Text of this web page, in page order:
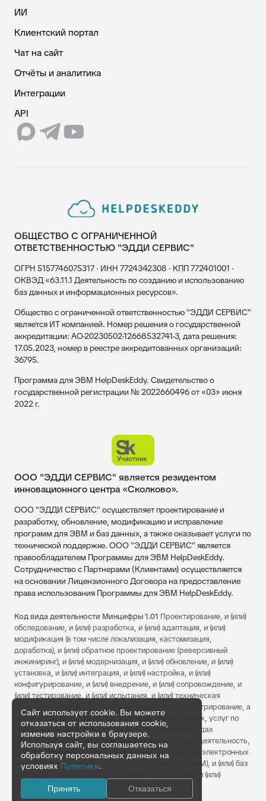
ИИ
Клиентский портал
Чат на сайт
Отчёты и аналитика
Интеграции
API
ОБЩЕСТВО С ОГРАНИЧЕННОЙ
ОТВЕТСТВЕННОСТЬЮ "ЭДДИ СЕРВИС"
ОГРН 5157746075317 · ИНН 7724342308 · КПП 772401001 ·
ОКВЭД «63.11.1 Деятельность по созданию и использованию
баз данных и информационных ресурсов».
Общество с ограниченной ответственностью "ЭДДИ СЕРВИС"
является ИТ компанией. Номер решения о государственной
аккредитации: АО-20230502-12668532741-3, дата решения:
17.05.2023, номер в реестре аккредитованных организаций:
36795.
Программа для ЭВМ HelpDeskEddy. Свидетельство о
государственной регистрации № 2022660496 от «03» июня
2022 г.
ООО "ЭДДИ СЕРВИС" является резидентом
инновационного центра «Сколково».
ООО "ЭДДИ СЕРВИС" осуществляет проектирование и
разработку, обновление, модификацию и исправление
программ для ЭВМ и баз данных, а также оказывает услуги по
технической поддержке. ООО "ЭДДИ СЕРВИС" является
правообладателем Программы для ЭВМ HelpDeskEddy.
Сотрудничество с Партнерами (Клиентами) осуществляется
на основании Лицензионного Договора на предоставление
права использования Программы для ЭВМ HelpDeskEddy.
Код вида деятельности Минцифры 1.01 Проектирование, и (или)
обследование, и (или) разработка, и (или) адаптация, и (или)
модификация (в том числе локализация, кастомизация,
доработка), и (или) обратное проектирование (реверсивный
инжиниринг), и (или) модернизация, и (или) обновление, и (или)
установка, и (или) интеграция, и (или) настройка, и (или)
конфигурирование, и (или) внедрение, и (или) сопровождение, и
(или) тестирование, и (или) испытания, и (или) техническая
поддержка, и (или) эксплуатация, включая администрирование, а
также оказание услуг (в том числе консультационных, услуг по
обучению, экспертных услуг и иных) в указанных видах
деятельности (далее - проектирование и (или) иная деятельность,
а также оказание услуг), в отношении программ для электронных
вычислительных машин (далее - программы для ЭВМ), и (или) баз
данных (в том числе их обновлений и исправлений), и (или)
визуальных пользовательских интерфейсов.
Сайт использует cookie. Вы можете
отказаться от использования cookie,
изменив настройки в браузере.
Используя сайт, вы соглашаетесь на
обработку персональных данных на
условиях Политики.
Принять Отказаться